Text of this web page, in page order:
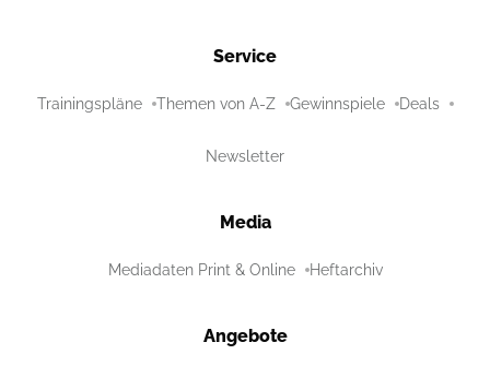
Service
Trainingspläne Themen von A-Z Gewinnspiele Deals
Newsletter
Media
Mediadaten Print & Online Heftarchiv
Angebote